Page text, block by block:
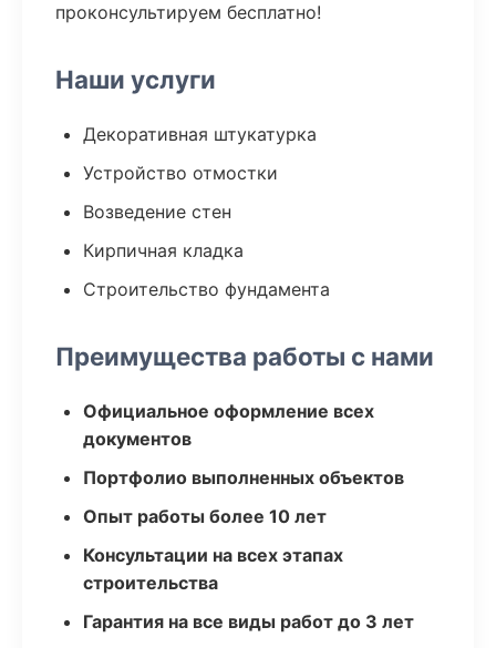
проконсультируем бесплатно!
Наши услуги
Декоративная штукатурка
Устройство отмостки
Возведение стен
Кирпичная кладка
Строительство фундамента
Преимущества работы с нами
Официальное оформление всех
документов
Портфолио выполненных объектов
Опыт работы более 10 лет
Консультации на всех этапах
строительства
Гарантия на все виды работ до 3 лет